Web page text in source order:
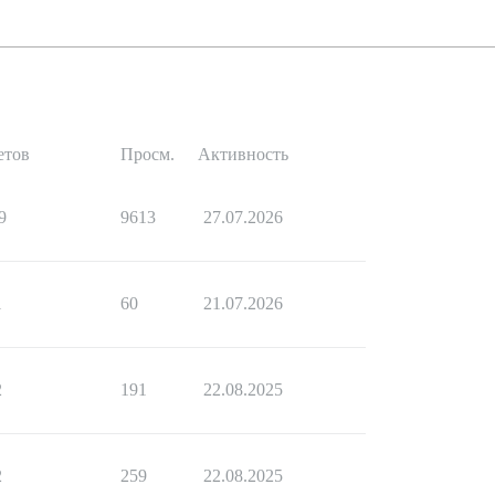
Просм. Активность
9613 27.07.2026
60 21.07.2026
191 22.08.2025
259 22.08.2025